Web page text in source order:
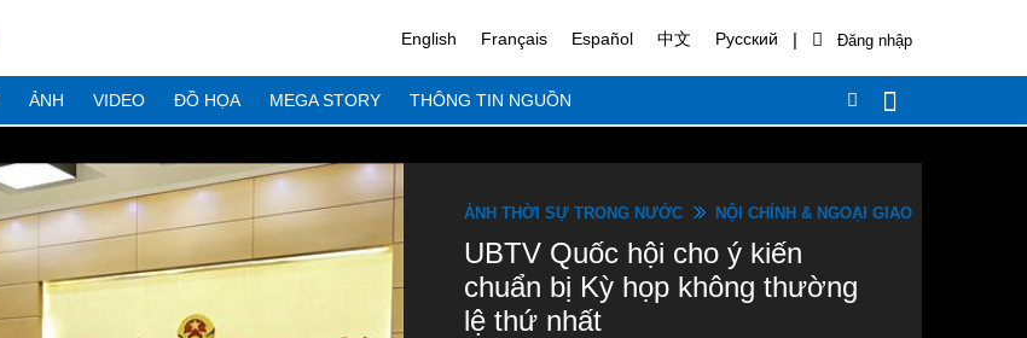
English Français Español 中文 Русский |
ẢNH VIDEO ĐỒ HỌA MEGA STORY THÔNG TIN NGUỒN
ẢNH THỜI SỰ TRONG NƯỚC NỘI CHÍNH & NGOẠI GIAO
UBTV Quốc hội cho ý kiến
chuẩn bị Kỳ họp không thường
lệ thứ nhất